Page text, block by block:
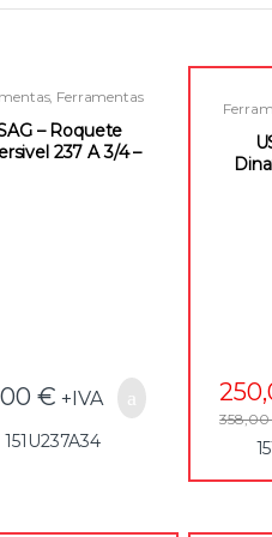
, Ferramentas
para Quadras
– Roquete
237 A 3/4 –
€ +IVA
151U237A34
358,00